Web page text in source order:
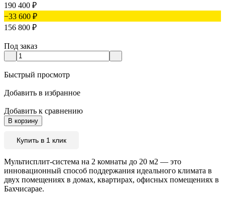
190 400 ₽
−33 600 ₽
156 800 ₽
Под заказ
Быстрый просмотр
Добавить в избранное
Добавить к сравнению
В корзину
Купить в 1 клик
Мультисплит-система на 2 комнаты до 20 м2 — это
инновационный способ поддержания идеального климата в
двух помещениях в домах, квартирах, офисных помещениях в
Бахчисарае.